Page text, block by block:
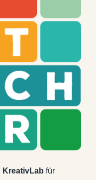
KreativLab für